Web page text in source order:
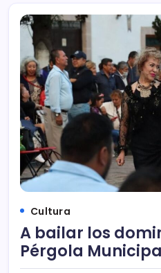
Cultura
A bailar los
Pérgola